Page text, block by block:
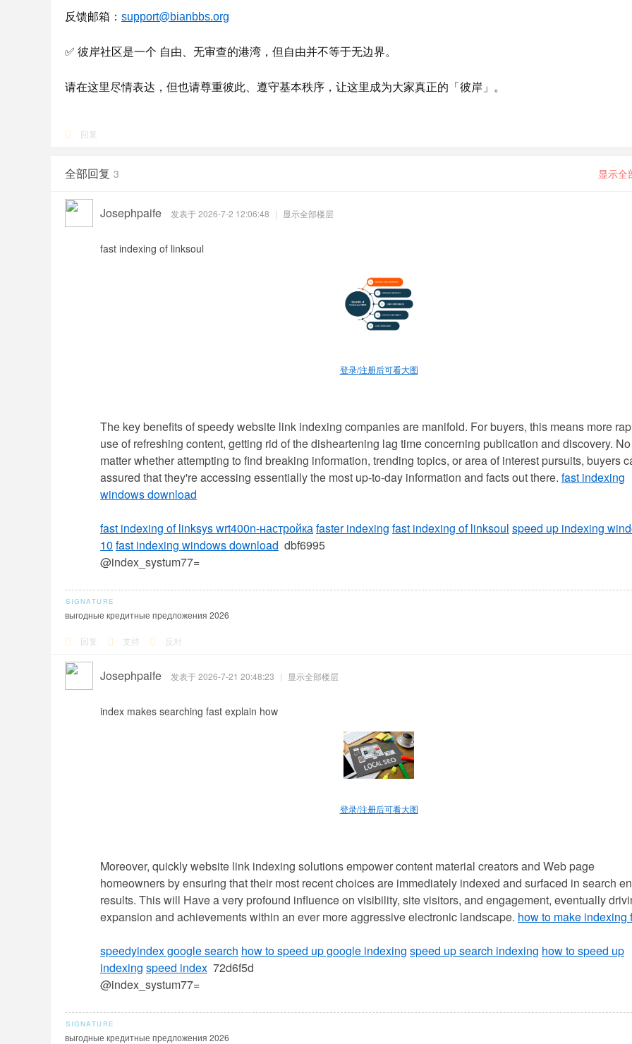
反馈邮箱： support@bianbbs.org
✅ 彼岸社区是一个 自由、无审查的港湾，但自由并不等于无边界。
请在这里尽情表达，但也请尊重彼此、遵守基本秩序，让这里成为大家真正的「彼岸」。
回复
全部回复 3 显示全
Josephpaife 发表于 2026-7-2 12:06:48 | 显示全部楼层
fast indexing of linksoul
登录/注册后可看大图
The key benefits of speedy website link indexing companies are manifold. For buyers, this means more
use of refreshing content, getting rid of the disheartening lag time concerning publication and discovery. No
matter whether attempting to find breaking information, trending topics, or area of interest pursuits, buyers
assured that they're accessing essentially the most up-to-day information and facts out there. fast indexing
windows download
fast indexing of linksys wrt400n-настройкаfaster indexing fast indexing of linksoul speed up indexing
10 fast indexing windows download dbf6995
@index_systum77=
выгодные кредитные предложения 2026
回复 支持 反对
Josephpaife 发表于 2026-7-21 20:48:23 | 显示全部楼层
index makes searching fast explain how
登录/注册后可看大图
Moreover, quickly website link indexing solutions empower content material creators and Web page
homeowners by ensuring that their most recent choices are immediately indexed and surfaced in search
results. This will Have a very profound influence on visibility, site visitors, and engagement, eventually
expansion and achievements within an ever more aggressive electronic landscape. how to make indexing
speedyindex google search how to speed up google indexing speed up search indexing how to speed up
indexing speed index 72d6f5d
@index_systum77=
выгодные кредитные предложения 2026